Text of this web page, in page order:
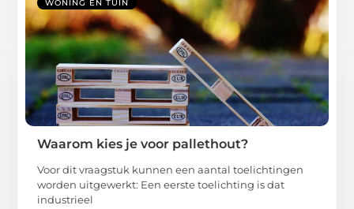
WONING EN TUIN
Waarom kies je voor pallethout?
Voor dit vraagstuk kunnen een aantal toelichtingen
worden uitgewerkt: Een eerste toelichting is dat
industrieel